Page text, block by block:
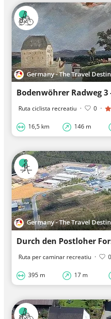
Germany - The Travel
Ruta ciclista recreatiu · 0 ·
16,5 km 146 m
Germany - The Travel
Durch den Postloher
Ruta per caminar recreatiu · 0
395 m 17 m